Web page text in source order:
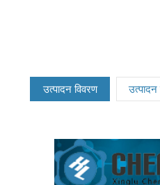
उत्पादन विवरण